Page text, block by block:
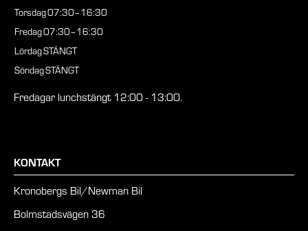
Torsdag07:30–16:30
Fredag07:30–16:30
LördagSTÄNGT
SöndagSTÄNGT
Fredagar lunchstängt 12:00 - 13:00.
KONTAKT
Kronobergs Bil/Newman Bil
Bolmstadsvägen 36